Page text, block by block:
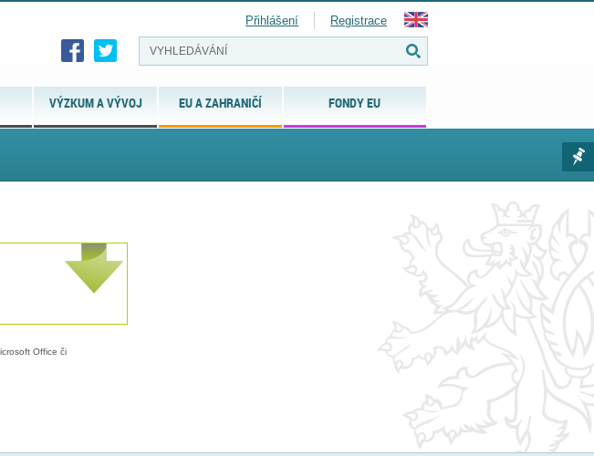
VÝZKUM A VÝVOJ EU A ZAHRANIČÍ FONDY EU
Přihlášení Registrace
Office či